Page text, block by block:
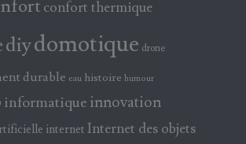
confort thermique
diydomotique drone
durable eau histoire humour
informatique innovation
internet Internet des objets